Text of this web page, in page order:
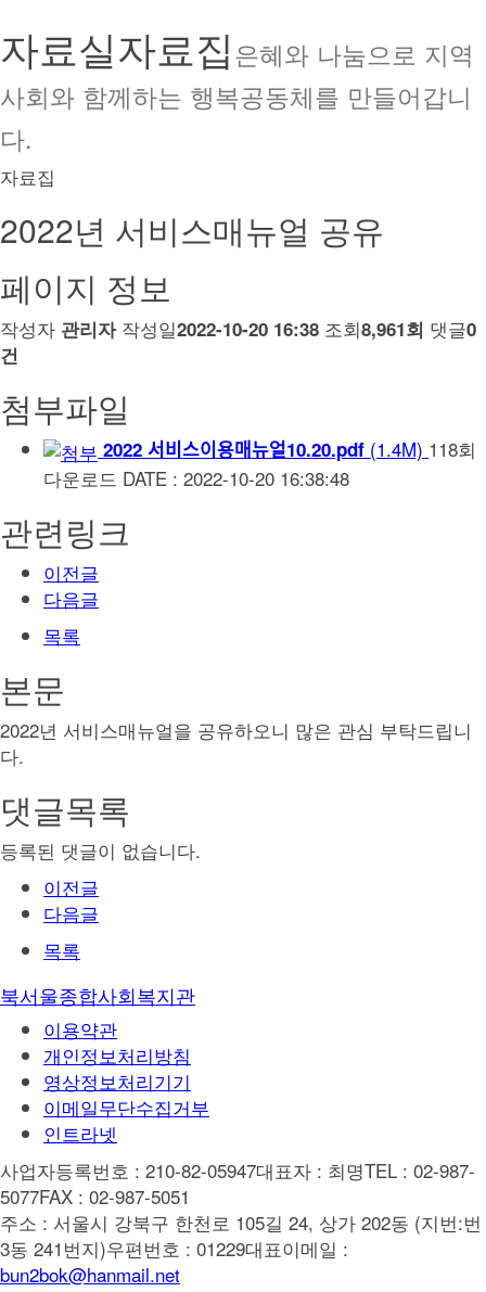
자료실자료집은혜와 나눔으로 지역
사회와 함께하는 행복공동체를 만들어갑니
다.
자료집
2022년 서비스매뉴얼 공유
페이지 정보
작성자 관리자 작성일2022-10-20 16:38 조회8,961회 댓글0
건
첨부파일
2022 서비스이용매뉴얼10.20.pdf (1.4M) 118회
다운로드 DATE : 2022-10-20 16:38:48
관련링크
이전글
다음글
목록
본문
2022년 서비스매뉴얼을 공유하오니 많은 관심 부탁드립니
다.
댓글목록
등록된 댓글이 없습니다.
이전글
다음글
목록
북서울종합사회복지관
이용약관
개인정보처리방침
영상정보처리기기
이메일무단수집거부
인트라넷
사업자등록번호 : 210-82-05947대표자 : 최명TEL : 02-987-
5077FAX : 02-987-5051
주소 : 서울시 강북구 한천로 105길 24, 상가 202동 (지번:번
3동 241번지)우편번호 : 01229대표이메일 :
bun2bok@hanmail.net